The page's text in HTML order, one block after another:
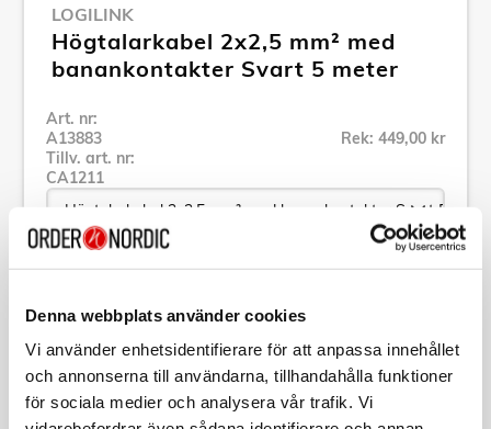
Denna webbplats använder cookies
Vi använder enhetsidentifierare för att anpassa innehållet
och annonserna till användarna, tillhandahålla funktioner
för sociala medier och analysera vår trafik. Vi
LOGILINK
Högtalarkabel 2x2,5 mm² med
banankontakter Svart 5 meter
Art. nr:
A13883
Tillv. art. nr:
CA1211
Rek: 449,00 kr
Specifikation
Beskrivning